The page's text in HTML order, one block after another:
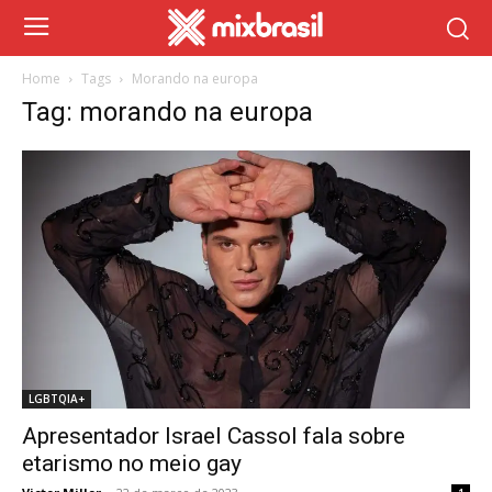
Home Tags Morando na europa
Tag: morando na europa
LGBTQIA+
Apresentador Israel Cassol fala sobre
etarismo no meio gay